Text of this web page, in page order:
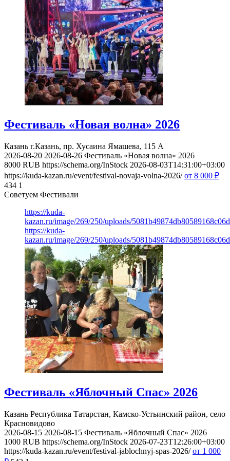
Фестиваль «Новая волна» 2026
Казань г.Казань, пр. Хусаина Ямашева, 115 A
2026-08-20 2026-08-26 Фестиваль «Новая волна» 2026
8000 RUB https://schema.org/InStock 2026-08-03T14:31:00+03:00
https://kuda-kazan.ru/event/festival-novaja-volna-2026/ от 8 000 ₽
434 1
Советуем Фестивали
https://kuda-
kazan.ru/image/269/250/uploads/
https://kuda-
kazan.ru/image/269/250/uploads/
Фестиваль «Яблочный Спас» 2026
Казань Республика Татарстан, Камско-Устьинский район, село
Красновидово
2026-08-15 2026-08-15 Фестиваль «Яблочный Спас» 2026
1000 RUB https://schema.org/InStock 2026-07-23T12:26:00+03:00
https://kuda-kazan.ru/event/festival-jablochnyj-spas-2026/ от 1 000